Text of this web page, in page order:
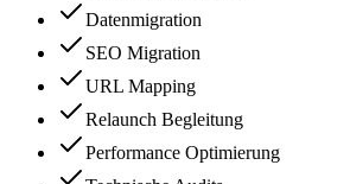
Datenmigration
SEO Migration
URL Mapping
Relaunch Begleitung
Performance Optimierung